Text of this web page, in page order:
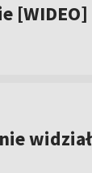
[WIDEO]